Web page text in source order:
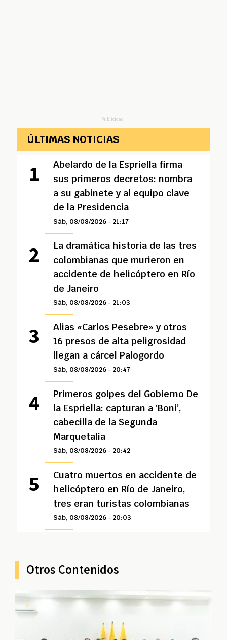
Publicidad
ÚLTIMAS NOTICIAS
Abelardo de la Espriella firma
sus primeros decretos: nombra
a su gabinete y al equipo clave
de la Presidencia
Sáb, 08/08/2026 - 21:17
La dramática historia de las tres
colombianas que murieron en
accidente de helicóptero en Río
de Janeiro
Sáb, 08/08/2026 - 21:03
Alias «Carlos Pesebre» y otros
16 presos de alta peligrosidad
llegan a cárcel Palogordo
Sáb, 08/08/2026 - 20:47
Primeros golpes del Gobierno De
la Espriella: capturan a ‘Boni’,
cabecilla de la Segunda
Marquetalia
Sáb, 08/08/2026 - 20:42
Cuatro muertos en accidente de
helicóptero en Río de Janeiro,
tres eran turistas colombianas
Sáb, 08/08/2026 - 20:03
Otros Contenidos